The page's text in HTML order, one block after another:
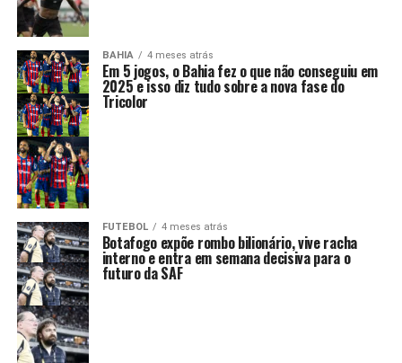
BAHIA 4 meses atrás
Em 5 jogos, o Bahia fez o que não conseguiu em
2025 e isso diz tudo sobre a nova fase do
Tricolor
FUTEBOL 4 meses atrás
Botafogo expõe rombo bilionário, vive racha
interno e entra em semana decisiva para o
futuro da SAF